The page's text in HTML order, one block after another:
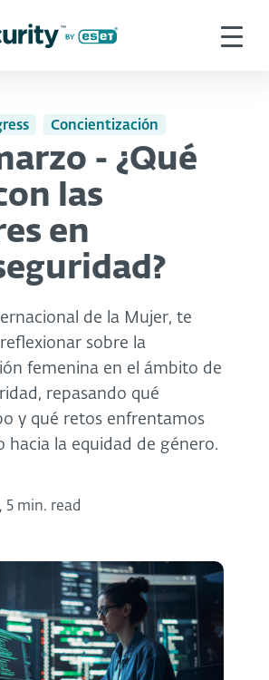
Concientización
- ¿Qué
las
en
de la Mujer, te
sobre la
femenina en el ámbito de
repasando qué
y qué retos enfrentamos
hacia la equidad de género.
, 5 min. read